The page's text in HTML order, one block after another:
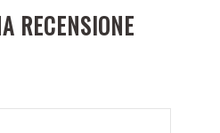
RECENSIONE